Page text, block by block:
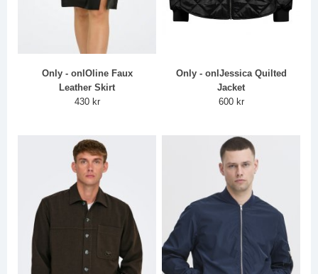
Only - onlOline Faux
Leather Skirt
430 kr
Only - onlJessica Quilted
Jacket
600 kr